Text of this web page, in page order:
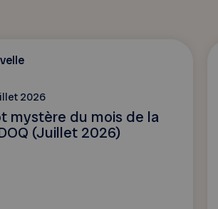
2026
mystère du mois de la
(Juillet 2026)